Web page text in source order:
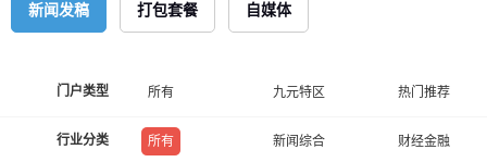
新闻发稿 打包套餐 自媒体
门户类型 所有 九元特区 热门推荐
行业分类 所有 新闻综合 财经金融